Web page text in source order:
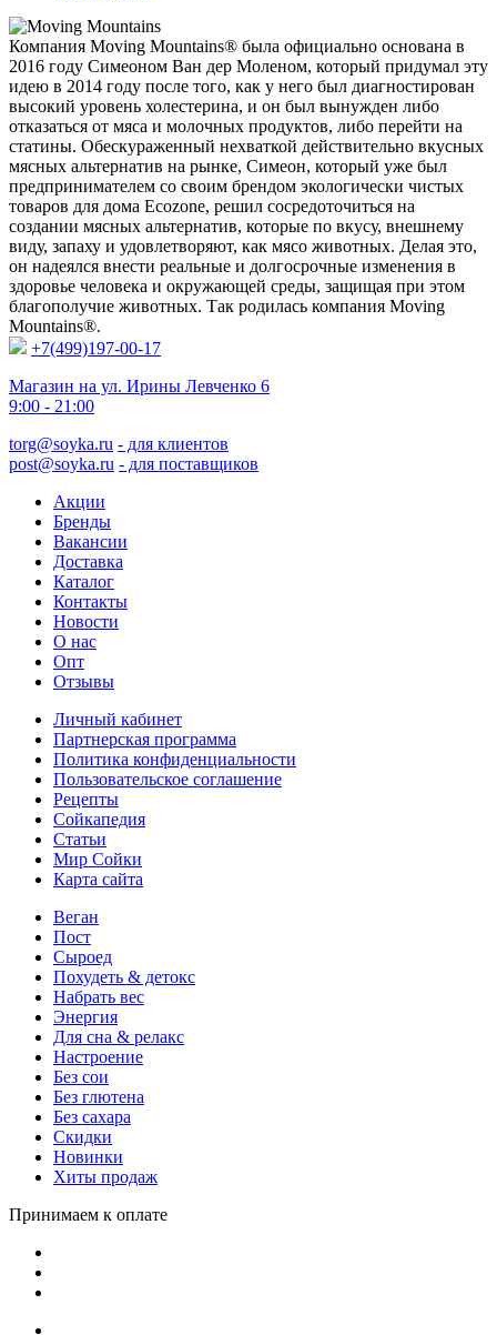
Компания Moving Mountains® была официально основана в
2016 году Симеоном Ван дер Моленом, который придумал эту
идею в 2014 году после того, как у него был диагностирован
высокий уровень холестерина, и он был вынужден либо
отказаться от мяса и молочных продуктов, либо перейти на
статины. Обескураженный нехваткой действительно вкусных
мясных альтернатив на рынке, Симеон, который уже был
предпринимателем со своим брендом экологически чистых
товаров для дома Ecozone, решил сосредоточиться на
создании мясных альтернатив, которые по вкусу, внешнему
виду, запаху и удовлетворяют, как мясо животных. Делая это,
он надеялся внести реальные и долгосрочные изменения в
здоровье человека и окружающей среды, защищая при этом
благополучие животных. Так родилась компания Moving
Mountains®.
+7(499)197-00-17
Магазин на ул. Ирины Левченко 6
9:00 - 21:00
torg@soyka.ru - для клиентов
post@soyka.ru - для поставщиков
Акции
Бренды
Вакансии
Доставка
Каталог
Контакты
Новости
О нас
Опт
Отзывы
Личный кабинет
Партнерская программа
Политика конфиденциальности
Пользовательское соглашение
Рецепты
Сойкапедия
Статьи
Мир Сойки
Карта сайта
Веган
Пост
Сыроед
Похудеть & детокс
Набрать вес
Энергия
Для сна & релакс
Настроение
Без сои
Без глютена
Без сахара
Скидки
Новинки
Хиты продаж
Принимаем к оплате